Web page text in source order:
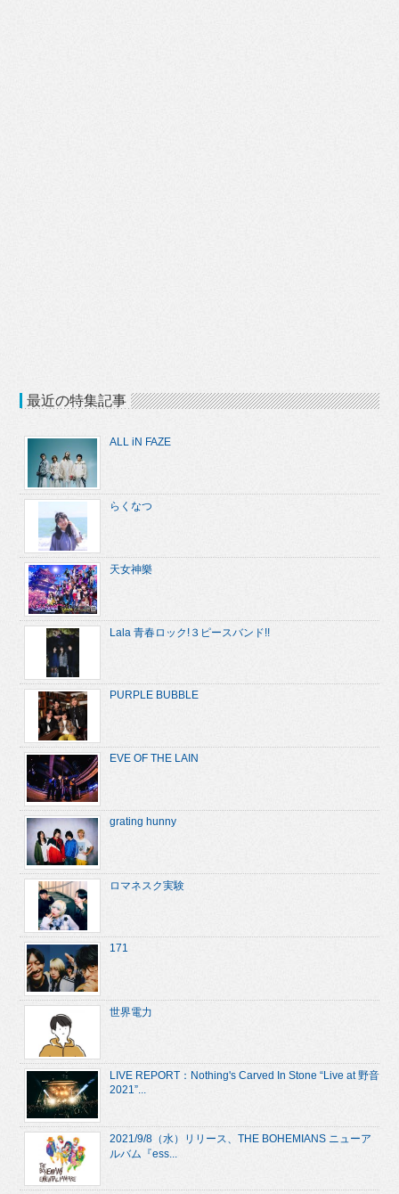
最近の特集記事
ALL iN FAZE
らくなつ
天女神樂
Lala 青春ロック!３ピースバンド!!
PURPLE BUBBLE
EVE OF THE LAIN
grating hunny
ロマネスク実験
171
世界電力
LIVE REPORT：Nothing's Carved In Stone “Live at 野音
2021”...
2021/9/8（水）リリース、THE BOHEMIANS ニューア
ルバム『ess...